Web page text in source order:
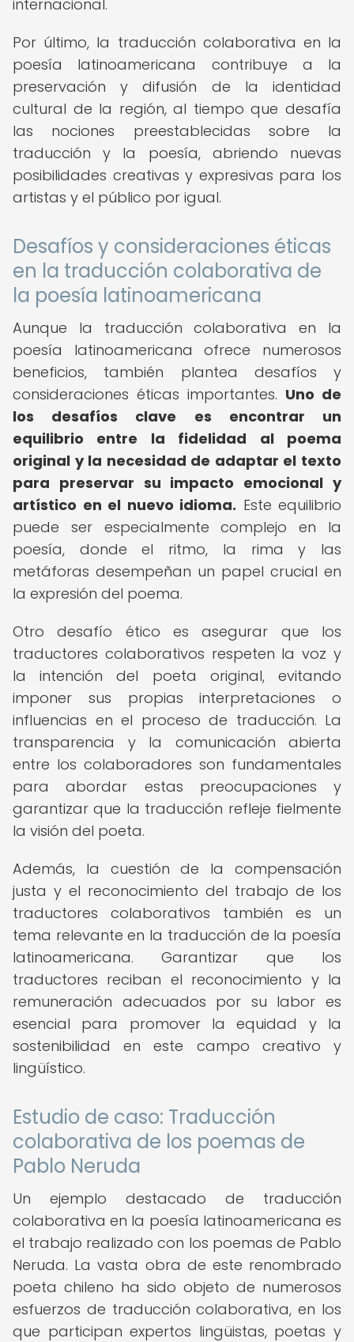
internacional.
Por último, la traducción colaborativa en la
poesía latinoamericana contribuye a la
preservación y difusión de la identidad
cultural de la región, al tiempo que desafía
las nociones preestablecidas sobre la
traducción y la poesía, abriendo nuevas
posibilidades creativas y expresivas para los
artistas y el público por igual.
Desafíos y consideraciones éticas
en la traducción colaborativa de
la poesía latinoamericana
Aunque la traducción colaborativa en la
poesía latinoamericana ofrece numerosos
beneficios, también plantea desafíos y
consideraciones éticas importantes. Uno de
los desafíos clave es encontrar un
equilibrio entre la fidelidad al poema
original y la necesidad de adaptar el texto
para preservar su impacto emocional y
artístico en el nuevo idioma. Este equilibrio
puede ser especialmente complejo en la
poesía, donde el ritmo, la rima y las
metáforas desempeñan un papel crucial en
la expresión del poema.
Otro desafío ético es asegurar que los
traductores colaborativos respeten la voz y
la intención del poeta original, evitando
imponer sus propias interpretaciones o
influencias en el proceso de traducción. La
transparencia y la comunicación abierta
entre los colaboradores son fundamentales
para abordar estas preocupaciones y
garantizar que la traducción refleje fielmente
la visión del poeta.
Además, la cuestión de la compensación
justa y el reconocimiento del trabajo de los
traductores colaborativos también es un
tema relevante en la traducción de la poesía
latinoamericana. Garantizar que los
traductores reciban el reconocimiento y la
remuneración adecuados por su labor es
esencial para promover la equidad y la
sostenibilidad en este campo creativo y
lingüístico.
Estudio de caso: Traducción
colaborativa de los poemas de
Pablo Neruda
Un ejemplo destacado de traducción
colaborativa en la poesía latinoamericana es
el trabajo realizado con los poemas de Pablo
Neruda. La vasta obra de este renombrado
poeta chileno ha sido objeto de numerosos
esfuerzos de traducción colaborativa, en los
que participan expertos lingüistas, poetas y